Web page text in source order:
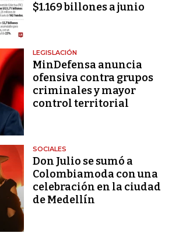
$1.169 billones a junio
LEGISLACIÓN
MinDefensa anuncia
ofensiva contra grupos
criminales y mayor
control territorial
SOCIALES
Don Julio se sumó a
Colombiamoda con una
celebración en la ciudad
de Medellín